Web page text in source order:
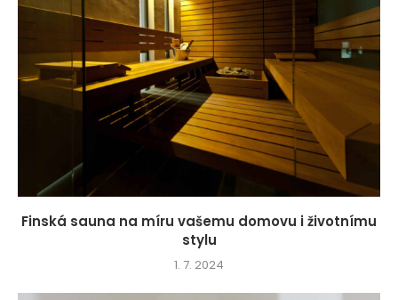
Finská sauna na míru vašemu domovu i životnímu
stylu
1. 7. 2024